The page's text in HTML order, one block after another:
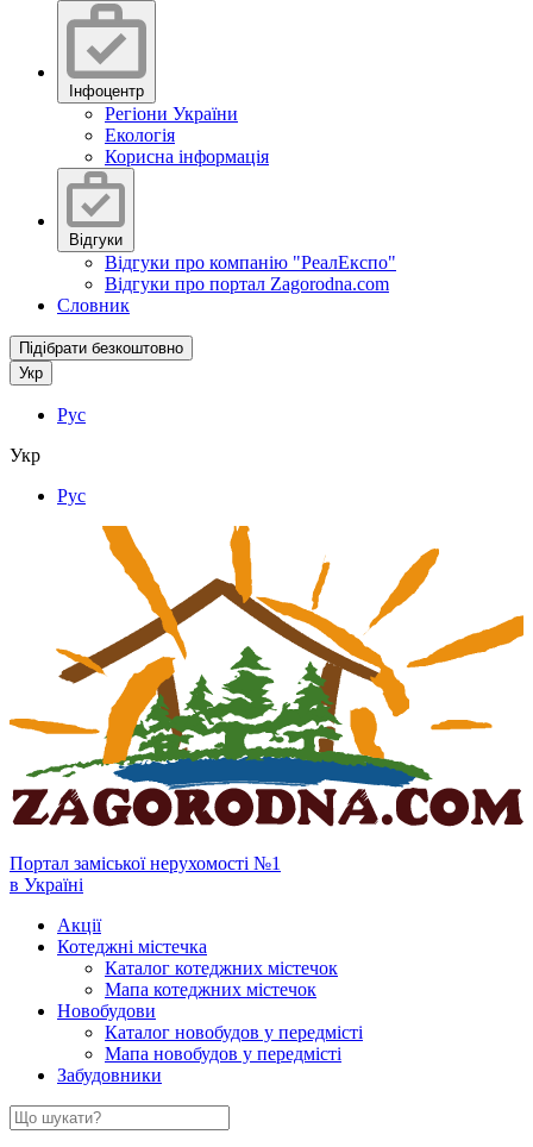
Інфоцентр
Регіони України
Екологія
Корисна інформація
Відгуки
Відгуки про компанію "РеалЕкспо"
Відгуки про портал Zagorodna.com
Словник
Підібрати безкоштовно
Укр
Рус
Укр
Рус
Портал заміської нерухомості №1
в Україні
Акції
Котеджні містечка
Каталог котеджних містечок
Мапа котеджних містечок
Новобудови
Каталог новобудов у передмісті
Мапа новобудов у передмісті
Забудовники